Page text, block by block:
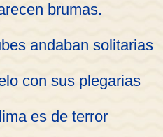
brumas.
andaban solitarias
con sus plegarias
es de terror